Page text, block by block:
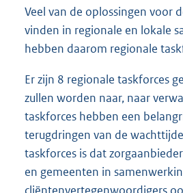
Veel van de oplossingen voor
vinden in regionale en lokale
hebben daarom regionale
Er zijn 8 regionale taskforces
zullen worden naar, naar
taskforces hebben een
terugdringen van de
taskforces is dat
en gemeenten in
cliëntenvertegenwoordigers